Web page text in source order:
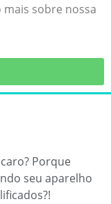
sobre nossa
Porque
seu aparelho